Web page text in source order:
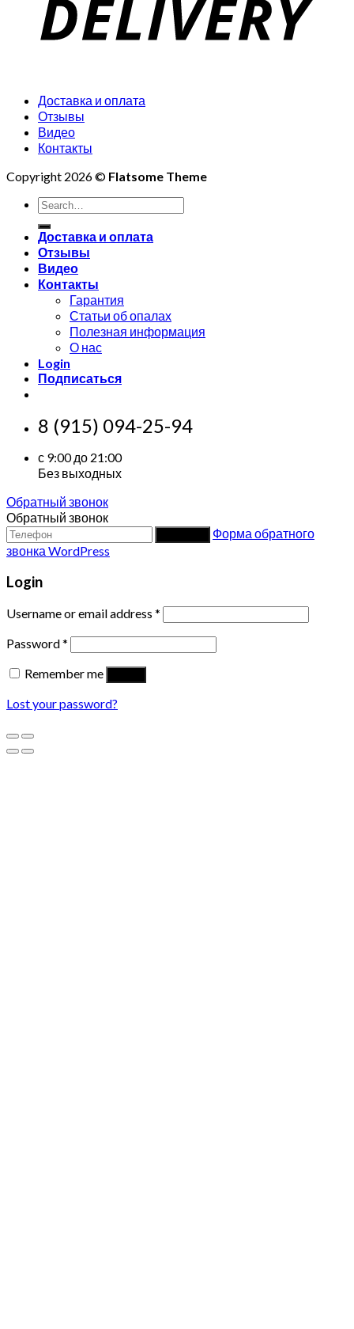
Доставка и оплата
Отзывы
Видео
Контакты
Copyright 2026 © Flatsome Theme
Search
for:
Доставка и оплата
Отзывы
Видео
Контакты
Гарантия
Статьи об опалах
Полезная информация
О нас
Login
Подписаться
8 (915) 094-25-94
с 9:00 до 21:00
Без выходных
Обратный звонок
Обратный звонок
Форма обратного
звонка WordPress
Login
Username or email address *
Password*
Remember me
Lost your password?